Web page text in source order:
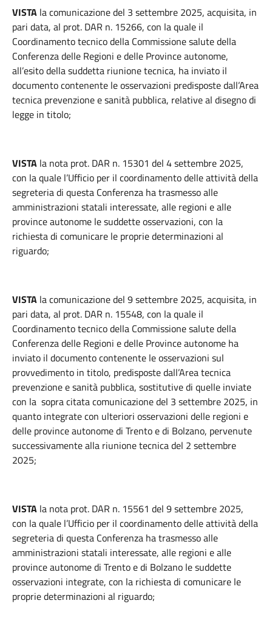
VISTA la comunicazione del 3 settembre 2025, acquisita, in
pari data, al prot. DAR n. 15266, con la quale il
Coordinamento tecnico della Commissione salute della
Conferenza delle Regioni e delle Province autonome,
all’esito della suddetta riunione tecnica, ha inviato il
documento contenente le osservazioni predisposte dall’Area
tecnica prevenzione e sanità pubblica, relative al disegno di
legge in titolo;
VISTA la nota prot. DAR n. 15301 del 4 settembre 2025,
con la quale l’Ufficio per il coordinamento delle attività della
segreteria di questa Conferenza ha trasmesso alle
amministrazioni statali interessate, alle regioni e alle
province autonome le suddette osservazioni, con la
richiesta di comunicare le proprie determinazioni al
riguardo;
VISTA la comunicazione del 9 settembre 2025, acquisita, in
pari data, al prot. DAR n. 15548, con la quale il
Coordinamento tecnico della Commissione salute della
Conferenza delle Regioni e delle Province autonome ha
inviato il documento contenente le osservazioni sul
provvedimento in titolo, predisposte dall’Area tecnica
prevenzione e sanità pubblica, sostitutive di quelle inviate
con la sopra citata comunicazione del 3 settembre 2025, in
quanto integrate con ulteriori osservazioni delle regioni e
delle province autonome di Trento e di Bolzano, pervenute
successivamente alla riunione tecnica del 2 settembre
2025;
VISTA la nota prot. DAR n. 15561 del 9 settembre 2025,
con la quale l’Ufficio per il coordinamento delle attività della
segreteria di questa Conferenza ha trasmesso alle
amministrazioni statali interessate, alle regioni e alle
province autonome di Trento e di Bolzano le suddette
osservazioni integrate, con la richiesta di comunicare le
proprie determinazioni al riguardo;